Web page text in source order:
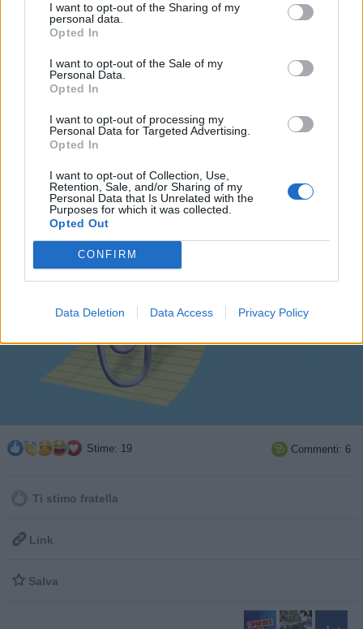
I want to opt-out of the Sharing of my
personal data.
Opted In
I want to opt-out of the Sale of my
Personal Data.
Opted In
I want to opt-out of processing my
Personal Data for Targeted Advertising.
Opted In
I want to opt-out of Collection, Use,
Retention, Sale, and/or Sharing of my
Personal Data that Is Unrelated with the
Purposes for which it was collected.
Opted Out
CONFIRM
Data Deletion Data Access Privacy Policy
11 Giugno 2021- 9.312 visualizzazioni
Buon appetito FaBu
Stime: 19  Commenti: 6
Ti stimo fratella
 Link
 Salva